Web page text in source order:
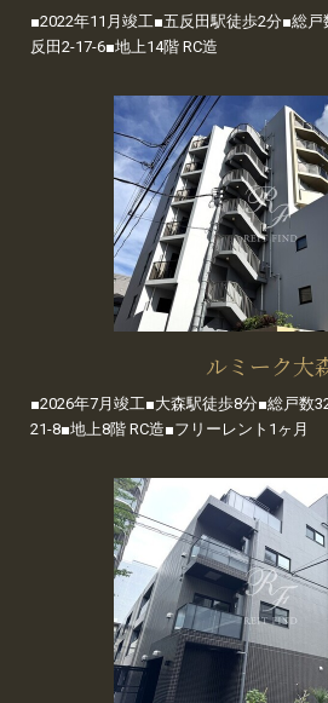
■2022年11月竣工■五反田駅徒歩2分■総
反田2-17-6■地上14階 RC造
ルミーク大
■2026年7月竣工■大森駅徒歩8分■総戸数
21-8■地上8階 RC造■フリーレント1ヶ月